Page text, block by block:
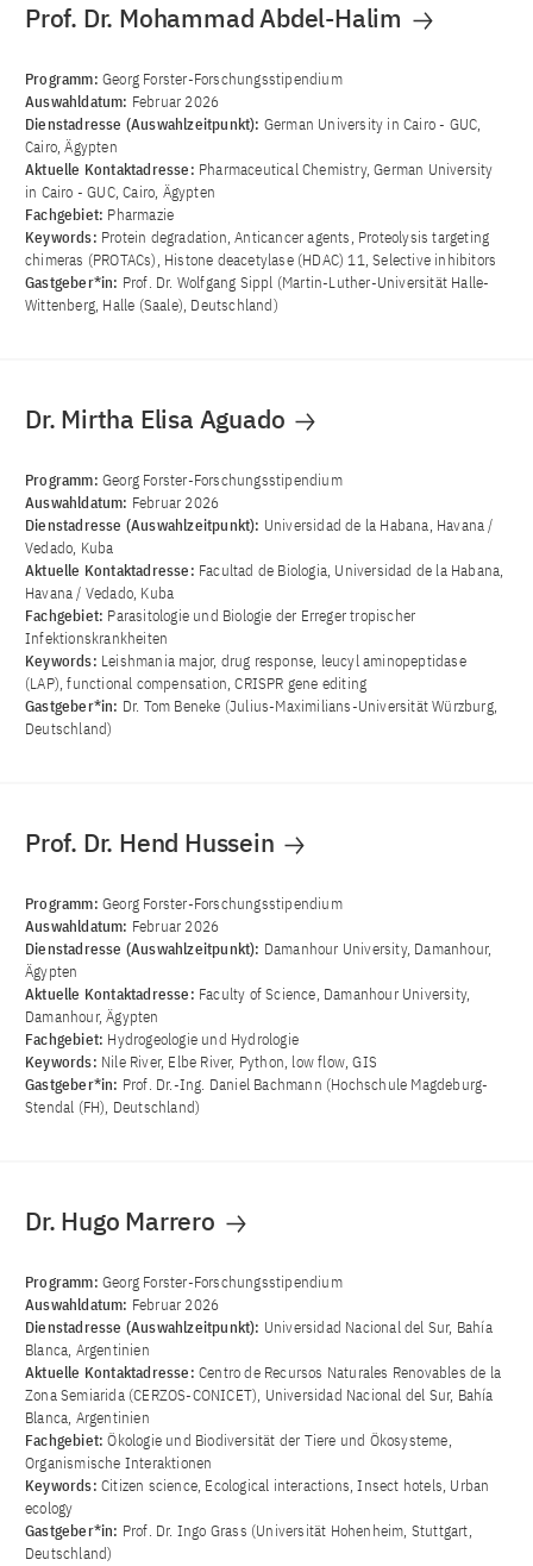
Prof. Dr. Mohammad Abdel-Halim
Programm: Georg Forster-Forschungsstipendium
Auswahldatum: Februar 2026
Dienstadresse (Auswahlzeitpunkt): German University in Cairo - GUC,
Cairo, Ägypten
Aktuelle Kontaktadresse: Pharmaceutical Chemistry, German University
in Cairo - GUC, Cairo, Ägypten
Fachgebiet: Pharmazie
Keywords: Protein degradation, Anticancer agents, Proteolysis targeting
chimeras (PROTACs), Histone deacetylase (HDAC) 11, Selective inhibitors
Gastgeber*in: Prof. Dr. Wolfgang Sippl (Martin-Luther-Universität Halle-
Wittenberg, Halle (Saale), Deutschland)
Dr. Mirtha Elisa Aguado
Programm: Georg Forster-Forschungsstipendium
Auswahldatum: Februar 2026
Dienstadresse (Auswahlzeitpunkt): Universidad de la Habana, Havana /
Vedado, Kuba
Aktuelle Kontaktadresse: Facultad de Biologia, Universidad de la Habana,
Havana / Vedado, Kuba
Fachgebiet: Parasitologie und Biologie der Erreger tropischer
Infektionskrankheiten
Keywords: Leishmania major, drug response, leucyl aminopeptidase
(LAP), functional compensation, CRISPR gene editing
Gastgeber*in: Dr. Tom Beneke (Julius-Maximilians-Universität Würzburg,
Deutschland)
Prof. Dr. Hend Hussein
Programm: Georg Forster-Forschungsstipendium
Auswahldatum: Februar 2026
Dienstadresse (Auswahlzeitpunkt): Damanhour University, Damanhour,
Ägypten
Aktuelle Kontaktadresse: Faculty of Science, Damanhour University,
Damanhour, Ägypten
Fachgebiet: Hydrogeologie und Hydrologie
Keywords: Nile River, Elbe River, Python, low flow, GIS
Gastgeber*in: Prof. Dr.-Ing. Daniel Bachmann (Hochschule Magdeburg-
Stendal (FH), Deutschland)
Dr. Hugo Marrero
Programm: Georg Forster-Forschungsstipendium
Auswahldatum: Februar 2026
Dienstadresse (Auswahlzeitpunkt): Universidad Nacional del Sur, Bahía
Blanca, Argentinien
Aktuelle Kontaktadresse: Centro de Recursos Naturales Renovables de la
Zona Semiarida (CERZOS-CONICET), Universidad Nacional del Sur, Bahía
Blanca, Argentinien
Fachgebiet:Ökologie und Biodiversität der Tiere und Ökosysteme,
Organismische Interaktionen
Keywords: Citizen science, Ecological interactions, Insect hotels, Urban
ecology
Gastgeber*in: Prof. Dr. Ingo Grass (Universität Hohenheim, Stuttgart,
Deutschland)